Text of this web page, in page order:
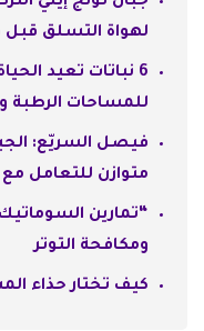
لهواة التسلق
6 نباتات تعيد
للمساحات الرطبة
فيصل السريّع:
متوازن للتعامل
“تمارين
ومكافحة التوتر
كيف تختار حذاء